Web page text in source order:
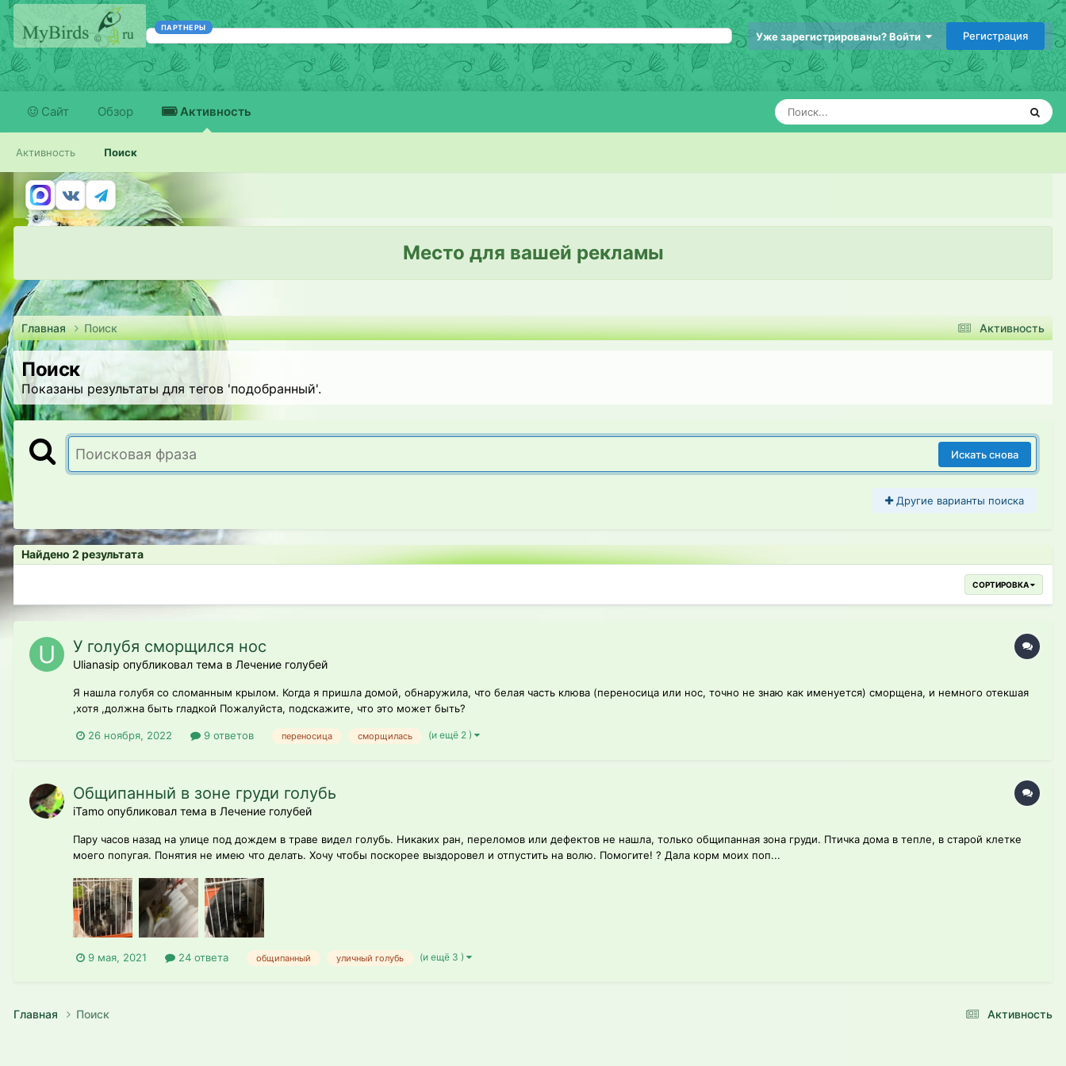
ПАРТНЕРЫ
Уже зарегистрированы? Войти Регистрация
Сайт Обзор Активность
Активность Поиск
Место для вашей рекламы
Активность
Главная Поиск
Поиск
Показаны результаты для тегов 'подобранный'.
Искать снова
Другие варианты поиска
Найдено 2 результата
СОРТИРОВКА
У голубя сморщился нос
Ulianasip опубликовал тема в Лечение голубей
Я нашла голубя со сломанным крылом. Когда я пришла домой, обнаружила, что белая часть клюва (переносица или нос, точно не знаю как именуется) сморщена, и немного отекшая
,хотя ,должна быть гладкой Пожалуйста, подскажите, что это может быть?
26 ноября, 2022 9 ответов переносица сморщилась (и ещё 2 )
Общипанный в зоне груди голубь
iTamo опубликовал тема в Лечение голубей
Пару часов назад на улице под дождем в траве видел голубь. Никаких ран, переломов или дефектов не нашла, только общипанная зона груди. Птичка дома в тепле, в старой клетке
моего попугая. Понятия не имею что делать. Хочу чтобы поскорее выздоровел и отпустить на волю. Помогите! ? Дала корм моих поп...
9 мая, 2021 24 ответа общипанный уличный голубь (и ещё 3 )
Активность
Главная Поиск